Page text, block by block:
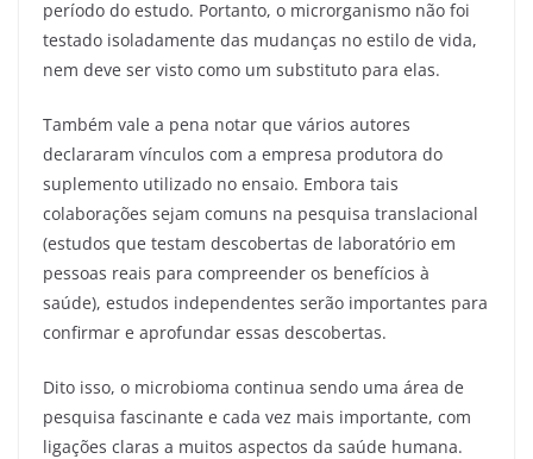
período do estudo. Portanto, o microrganismo não foi
testado isoladamente das mudanças no estilo de vida,
nem deve ser visto como um substituto para elas.
Também vale a pena notar que vários autores
declararam vínculos com a empresa produtora do
suplemento utilizado no ensaio. Embora tais
colaborações sejam comuns na pesquisa translacional
(estudos que testam descobertas de laboratório em
pessoas reais para compreender os benefícios à
saúde), estudos independentes serão importantes para
confirmar e aprofundar essas descobertas.
Dito isso, o microbioma continua sendo uma área de
pesquisa fascinante e cada vez mais importante, com
ligações claras a muitos aspectos da saúde humana.